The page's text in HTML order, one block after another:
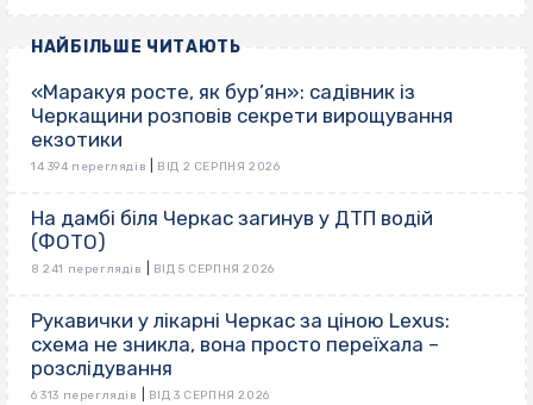
НАЙБІЛЬШЕ ЧИТАЮТЬ
«Маракуя росте, як бур’ян»: садівник із
Черкащини розповів секрети вирощування
екзотики
14 394 переглядів ВІД 2 СЕРПНЯ 2026
На дамбі біля Черкас загинув у ДТП водій
(ФОТО)
8 241 переглядів ВІД 5 СЕРПНЯ 2026
Рукавички у лікарні Черкас за ціною Lexus:
схема не зникла, вона просто переїхала –
розслідування
6 313 переглядів ВІД 3 СЕРПНЯ 2026